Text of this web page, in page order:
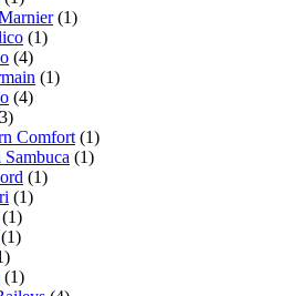
(1)
(1)
(4)
(1)
(4)
Comfort (1)
Sambuca (1)
(1)
(1)
(1)
(1)
(1)